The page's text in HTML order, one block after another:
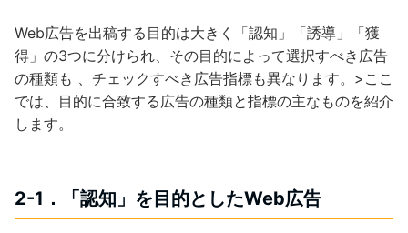
Web広告を出稿する目的は大きく「認知」「誘導」「獲
得」の3つに分けられ、その目的によって選択すべき広告
の種類も 、チェックすべき広告指標も異なります。>ここ
では、目的に合致する広告の種類と指標の主なものを紹介
します。
2-1．「認知」を目的としたWeb広告